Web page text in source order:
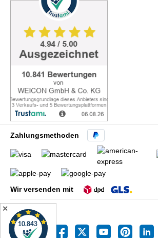
Zahlungsmethoden
Wir versenden mit
✕